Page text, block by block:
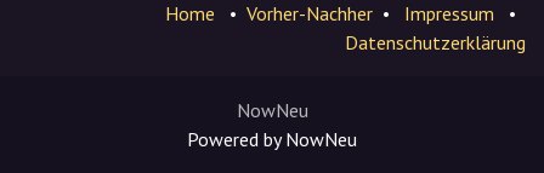
Home • Vorher-Nachher • Impressum
•
Datenschutzerklärung
NowNeu
Powered by NowNeu